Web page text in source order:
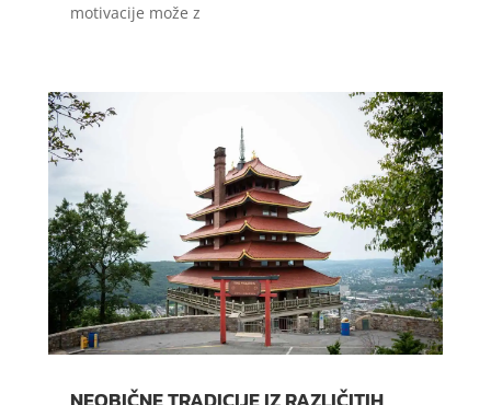
motivacije može z